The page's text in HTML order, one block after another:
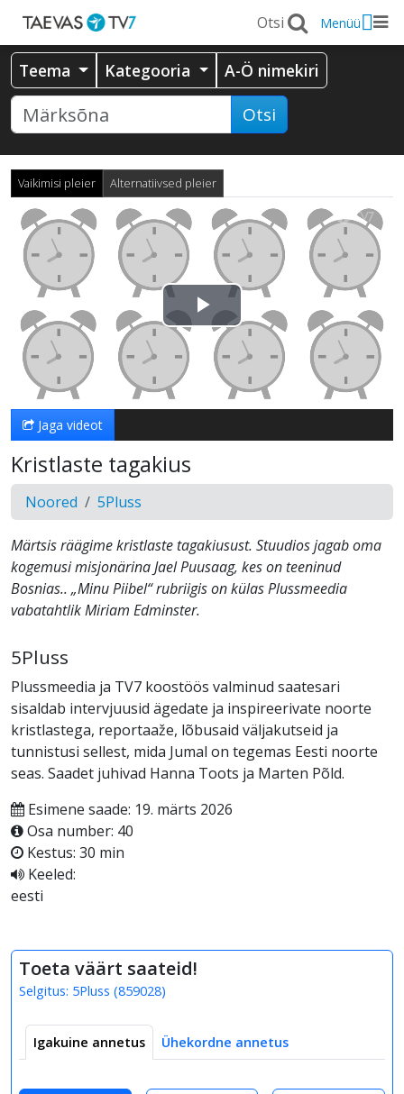
Menüü
Teema Kategooria A-Ö nimekiri
Otsi
Vaikimisi pleier Alternatiivsed pleier
Esita
video
Jaga videot
Kristlaste tagakius
Noored 5Pluss
Märtsis räägime kristlaste tagakiusust. Stuudios jagab oma
kogemusi misjonärina Jael Puusaag, kes on teeninud
Bosnias.. „Minu Piibel“ rubriigis on külas Plussmeedia
vabatahtlik Miriam Edminster.
5Pluss
Plussmeedia ja TV7 koostöös valminud saatesari
sisaldab intervjuusid ägedate ja inspireerivate noorte
kristlastega, reportaaže, lõbusaid väljakutseid ja
tunnistusi sellest, mida Jumal on tegemas Eesti noorte
seas. Saadet juhivad Hanna Toots ja Marten Põld.
Esimene saade: 19. märts 2026
Osa number: 40
Kestus: 30 min
Keeled:
eesti
Toeta väärt saateid!
Selgitus: 5Pluss (859028)
Igakuine annetus Ühekordne annetus